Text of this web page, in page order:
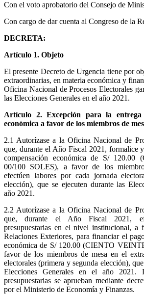
Con el voto aprobatorio del Consejo de
Con cargo de dar cuenta al Congreso de la
DECRETA:
Artículo 1. Objeto
El presente Decreto de Urgencia tiene por
extraordinarias, en materia económica y
Oficina Nacional de Procesos Electorales
las Elecciones Generales en el año 2021.
Artículo 2. Excepción para la entrega
económica a favor de los miembros de
2.1 Autorízase a la Oficina Nacional de
que, durante el Año Fiscal 2021, formalice
compensación económica de S/
00/100 SOLES), a favor de los
efectúen labores por cada jornada
elección), que se ejecuten durante las
año 2021.
2.2 Autorízase a la Oficina Nacional de
que, durante el Año Fiscal 2021,
presupuestarias en el nivel institucional,
Relaciones Exteriores, para financiar el
económica de S/ 120.00 (CIENTO
favor de los miembros de mesa en el
electorales (primera y segunda elección),
Elecciones Generales en el año 2021.
presupuestarias se aprueban mediante
por el Ministerio de Economía y Finanzas.